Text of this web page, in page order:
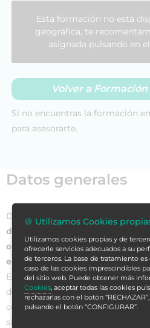
Datos generales
Desde 1995, las Naciones Unidas
de género se constituye como
obstáculos para el abordaje de
el disfrute de los derechos de
España se aprobó, por
de 28 de diciembre, de Medidas
contra la Violencia de Género
situación y buscar la igualdad de
Esta formación no está
geográfica, te
asignada pulsando en
Volver a
Si no encuentras la formación
para asesorarte.
🍪 Utilizamos Cookies
Utilizamos cookies propias y de
ofrecerle servicios adecuados a su
de terceros. La base de tratamiento
caso de las cookies imprescindibles
del sitio web. Puede obtener más
Cookies , aceptar todas las cookies
rechazarlas con el botón
pulsando el botón “CONFIGURAR”.